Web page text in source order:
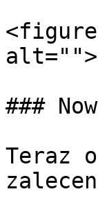
###
Teraz